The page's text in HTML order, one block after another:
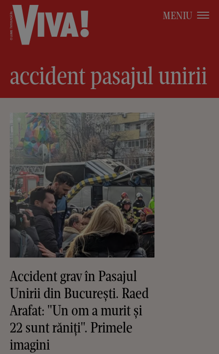
MENIU
accident pasajul unirii
Accident grav în Pasajul
Unirii din București. Raed
Arafat: "Un om a murit și
22 sunt răniți". Primele
imagini